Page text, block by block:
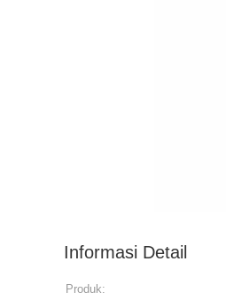
Informasi Detail
Produk: